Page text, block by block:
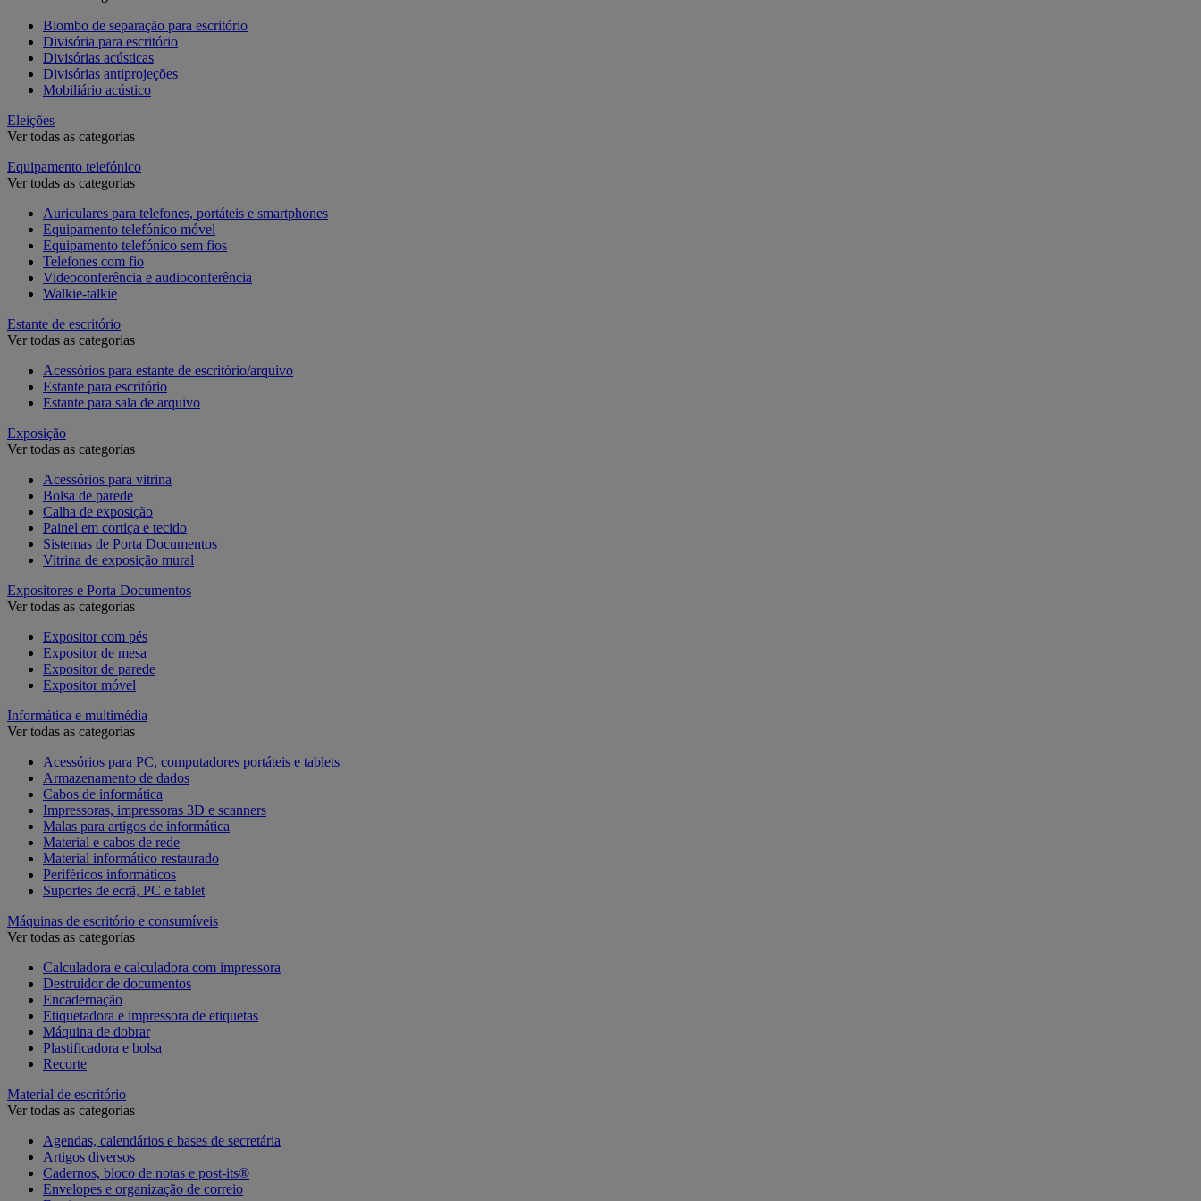
Biombo de separação para escritório
Divisória para escritório
Divisórias acústicas
Divisórias antiprojeções
Mobiliário acústico
Eleições
Ver todas as categorias
Equipamento telefónico
Ver todas as categorias
Auriculares para telefones, portáteis e smartphones
Equipamento telefónico móvel
Equipamento telefónico sem fios
Telefones com fio
Videoconferência e audioconferência
Walkie-talkie
Estante de escritório
Ver todas as categorias
Acessórios para estante de escritório/arquivo
Estante para escritório
Estante para sala de arquivo
Exposição
Ver todas as categorias
Acessórios para vitrina
Bolsa de parede
Calha de exposição
Painel em cortiça e tecido
Sistemas de Porta Documentos
Vitrina de exposição mural
Expositores e Porta Documentos
Ver todas as categorias
Expositor com pés
Expositor de mesa
Expositor de parede
Expositor móvel
Informática e multimédia
Ver todas as categorias
Acessórios para PC, computadores portáteis e tablets
Armazenamento de dados
Cabos de informática
Impressoras, impressoras 3D e scanners
Malas para artigos de informática
Material e cabos de rede
Material informático restaurado
Periféricos informáticos
Suportes de ecrã, PC e tablet
Máquinas de escritório e consumíveis
Ver todas as categorias
Calculadora e calculadora com impressora
Destruidor de documentos
Encadernação
Etiquetadora e impressora de etiquetas
Máquina de dobrar
Plastificadora e bolsa
Recorte
Material de escritório
Ver todas as categorias
Agendas, calendários e bases de secretária
Artigos diversos
Cadernos, bloco de notas e post-its®
Envelopes e organização de correio